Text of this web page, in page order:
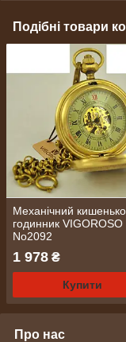
Подібні товари
Механічний
годинник VIGOROSO
No2092
1 978 ₴
Купити
Про нас